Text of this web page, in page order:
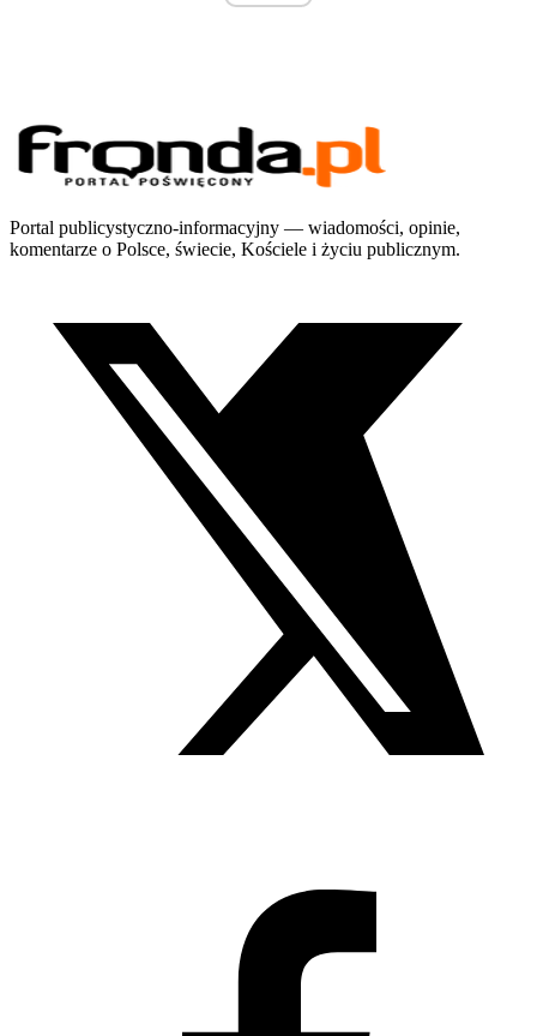
Portal publicystyczno-informacyjny — wiadomości, opinie,
komentarze o Polsce, świecie, Kościele i życiu publicznym.